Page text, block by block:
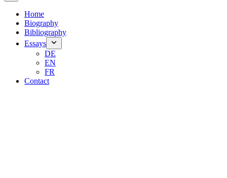
Home
Biography
Bibliography
Essays
DE
EN
FR
Contact